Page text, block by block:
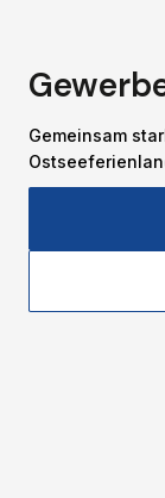
Gemeinsam